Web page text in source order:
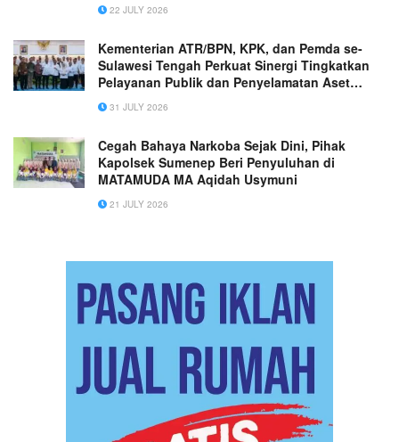
22 JULY 2026
Kementerian ATR/BPN, KPK, dan Pemda se-
Sulawesi Tengah Perkuat Sinergi Tingkatkan
Pelayanan Publik dan Penyelamatan Aset
Daerah
31 JULY 2026
Cegah Bahaya Narkoba Sejak Dini, Pihak
Kapolsek Sumenep Beri Penyuluhan di
MATAMUDA MA Aqidah Usymuni
21 JULY 2026